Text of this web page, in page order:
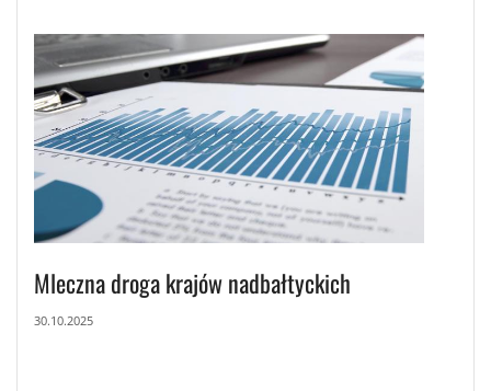
Mleczna droga krajów nadbałtyckich
30.10.2025